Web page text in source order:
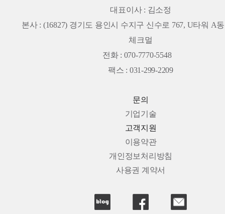
대표이사 : 김소정
본사 : (16827) 경기도 용인시 수지구 신수로 767, U타워 A
체크멀
전화 : 070-7770-5548
팩스 : 031-299-2209
문의
기업기술
고객지원
이용약관
개인정보처리방침
사용권 계약서